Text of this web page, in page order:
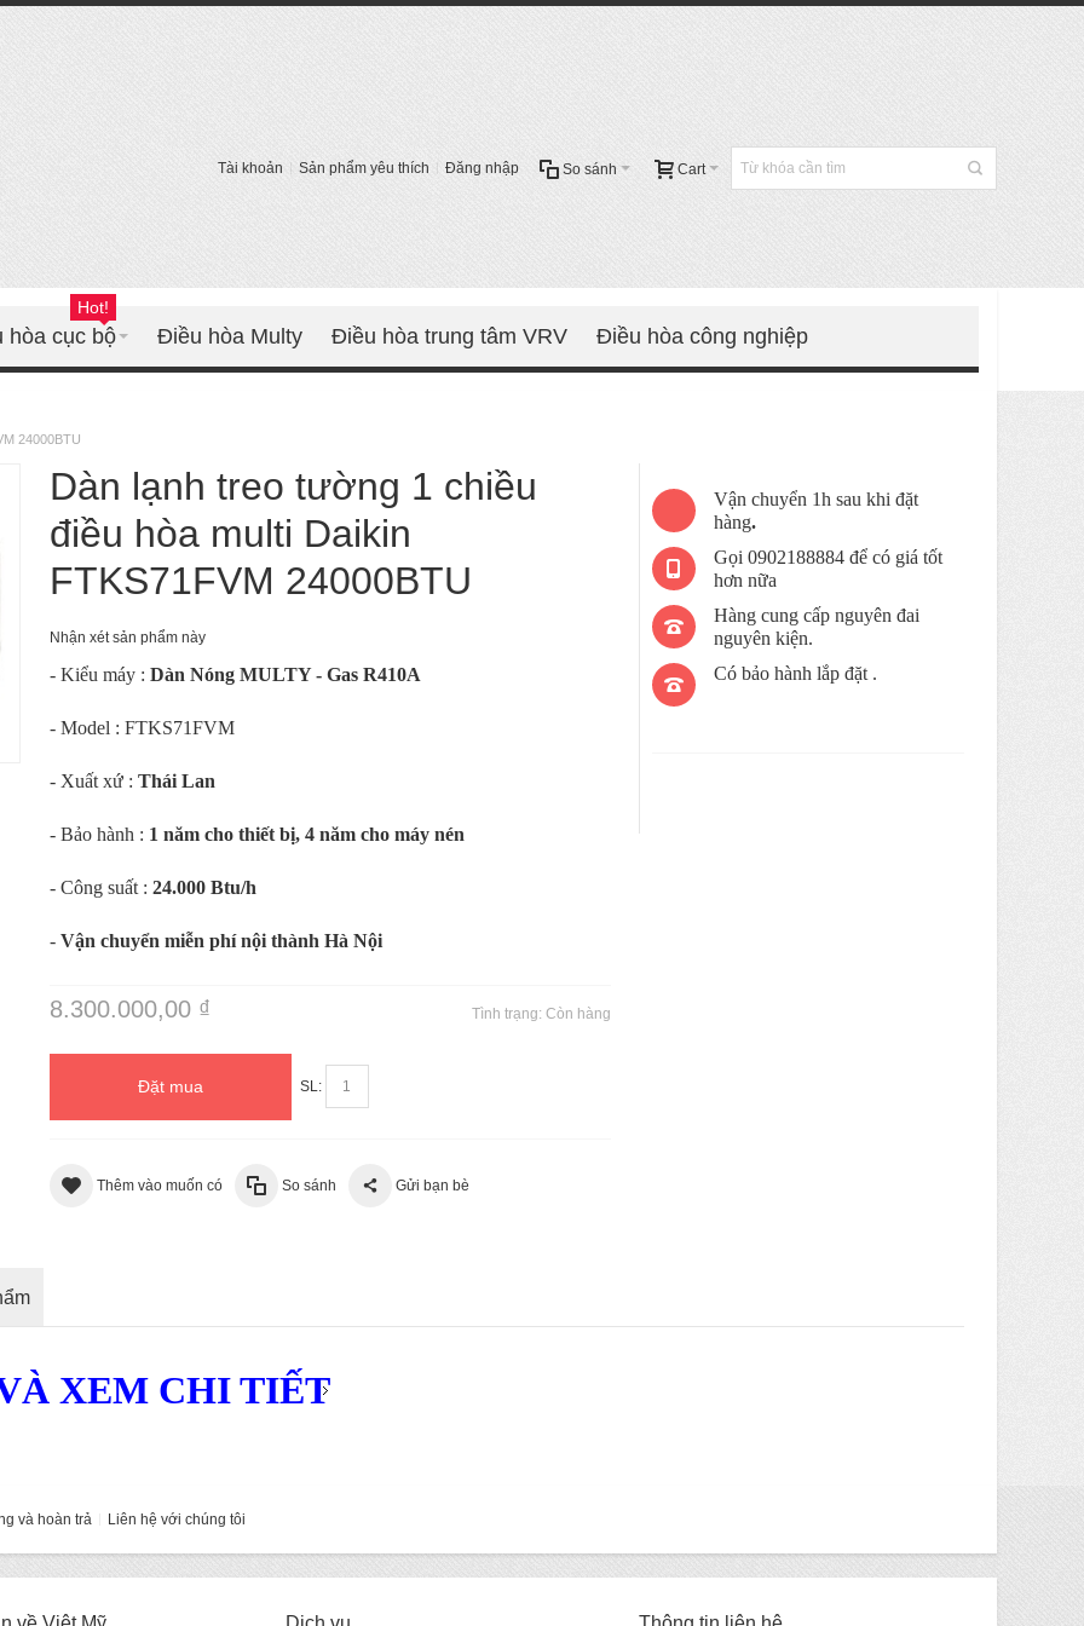
Cart
So sánh
Tài khoản Sản phẩm yêu thích Đăng nhập
hòa cục bộ
Hot!
Điều hòa Multy Điều hòa trung tâm VRV Điều hòa công nghiệp
24000BTU
Dàn lạnh treo tường 1 chiều
điều hòa multi Daikin
FTKS71FVM 24000BTU
Nhận xét sản phẩm này
- Kiểu máy : Dàn Nóng MULTY - Gas R410A
- Model : FTKS71FVM
- Xuất xứ : Thái Lan
- Bảo hành : 1 năm cho thiết bị, 4 năm cho máy nén
- Công suất : 24.000 Btu/h
- Vận chuyển miễn phí nội thành Hà Nội
Tình trạng: Còn hàng
8.300.000,00 ₫
SL:
Đặt mua
Thêm vào muốn có So sánh Gửi bạn bè
Vận chuyển 1h sau khi đặt
hàng.
Gọi 0902188884 để có giá tốt
hơn nữa
Hàng cung cấp nguyên đai
nguyên kiện.
Có bảo hành lắp đặt .
XEM CHI TIẾT
và hoàn trả Liên hệ với chúng tôi